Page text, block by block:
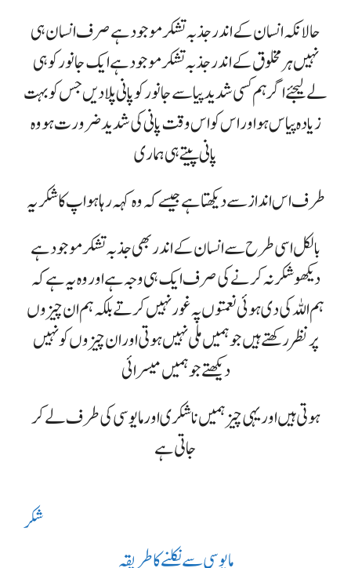
حالانکہ انسان کے اندر جذبہ تشکر موجود ہے صرف انسان ہی
نہیں ہر مخلوق کے اندر جذبہ تشکر موجود ہے ایک جانور کو ہی
لے لیجئے اگر ہم کسی شدید پیاسے جانور کو پانی پلا دیں جس کو بہت
زیادہ پیاس ہو اور اس کو اس وقت پانی کی شدید ضرورت ہو وہ
پانی پیتے ہی ہماری
طرف اس انداز سے دیکھتا ہے جیسے کہ وہ کہہ رہا ہو اپ کا شکریہ
بالکل اسی طرح سے انسان کے اندر بھی جذبہ تشکر موجود ہے
دیکھو شکر نہ کرنے کی صرف ایک ہی وجہ ہے اور وہ یہ ہے کہ
ہم اللہ کی دی ہوئی نعمتوں پہ غور نہیں کرتے بلکہ ہم ان چیزوں
پر نظر رکھتے ہیں جو ہمیں ملی نہیں ہوتی اور ان چیزوں کو نہیں
دیکھتے جو ہمیں میسر ائی
ہوتی ہیں اور یہی چیز ہمیں ناشکری اور مایوسی کی طرف لے کر
جاتی ہے
شکر
ما یو سی سے نکلنے کا طریقہ